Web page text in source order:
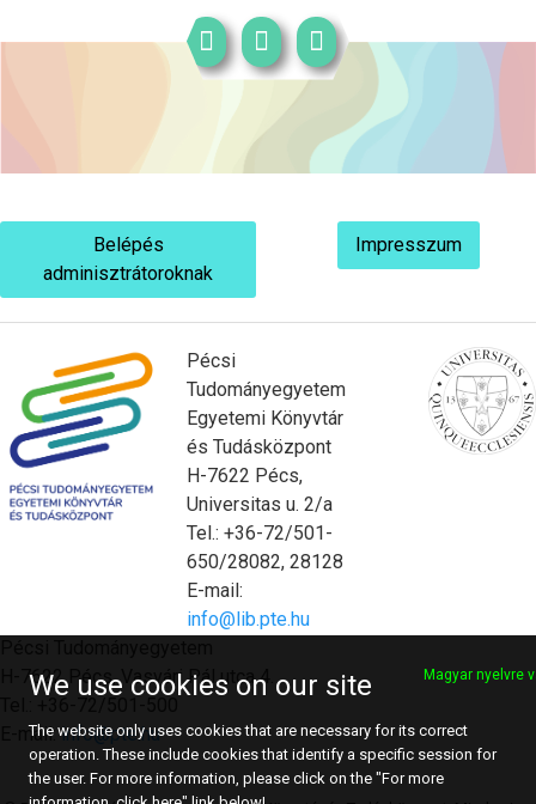
Belépés
adminisztrátoroknak
Impresszum
Pécsi
Tudományegyetem
Egyetemi Könyvtár
és Tudásközpont
H-7622 Pécs,
Universitas u. 2/a
Tel.: +36-72/501-
650/28082, 28128
E-mail:
info@lib.pte.hu
H-7622 Pécs, Vasvári Pál utca 4.
E-mail:info@pte.hu
We use cookies on our site Magyar nyelvre
The website only uses cookies that are necessary for its correct
operation. These include cookies that identify a specific session for
the user. For more information, please click on the "For more